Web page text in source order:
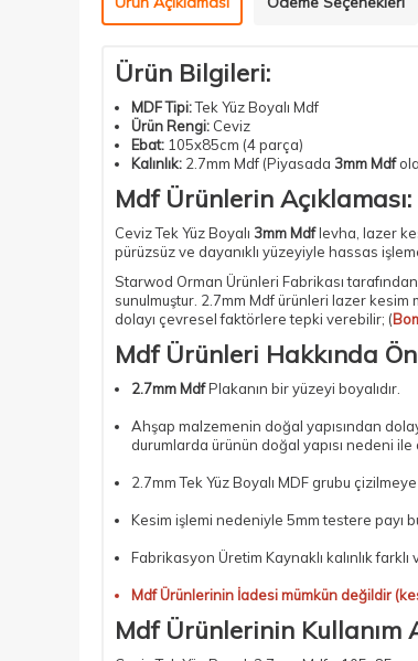
Ürün Bilgileri:
MDF Tipi:Tek Yüz Boyalı Mdf
Ürün Rengi: Ceviz
Ebat: 105x85cm (4 parça)
Kalınlık: 2.7mm Mdf (Piyasada 3mm Mdf
Mdf Ürünlerin Açıklaması:
Ceviz Tek Yüz Boyalı 3mm Mdflevha, lazer
pürüzsüz ve dayanıklı yüzeyiyle hassas
Starwod Orman Ürünleri Fabrikası
sunulmuştur. 2.7mm Mdfürünleri lazer kesim
dolayı çevresel faktörlere tepki verebilir; (
Mdf Ürünleri Hakkında
2.7mm MdfPlakanın bir yüzeyi boyalıdır.
Ahşap malzemenin doğal yapısından
durumlarda ürünün doğal yapısı nedeni
2.7mm Tek Yüz Boyalı MDF grubu
Kesim işlemi nedeniyle 5mm testere payı
Fabrikasyon Üretim Kaynaklı kalınlık
Mdf Ürünlerinin İadesi mümkün değildir
Mdf Ürünlerinin Kullanım